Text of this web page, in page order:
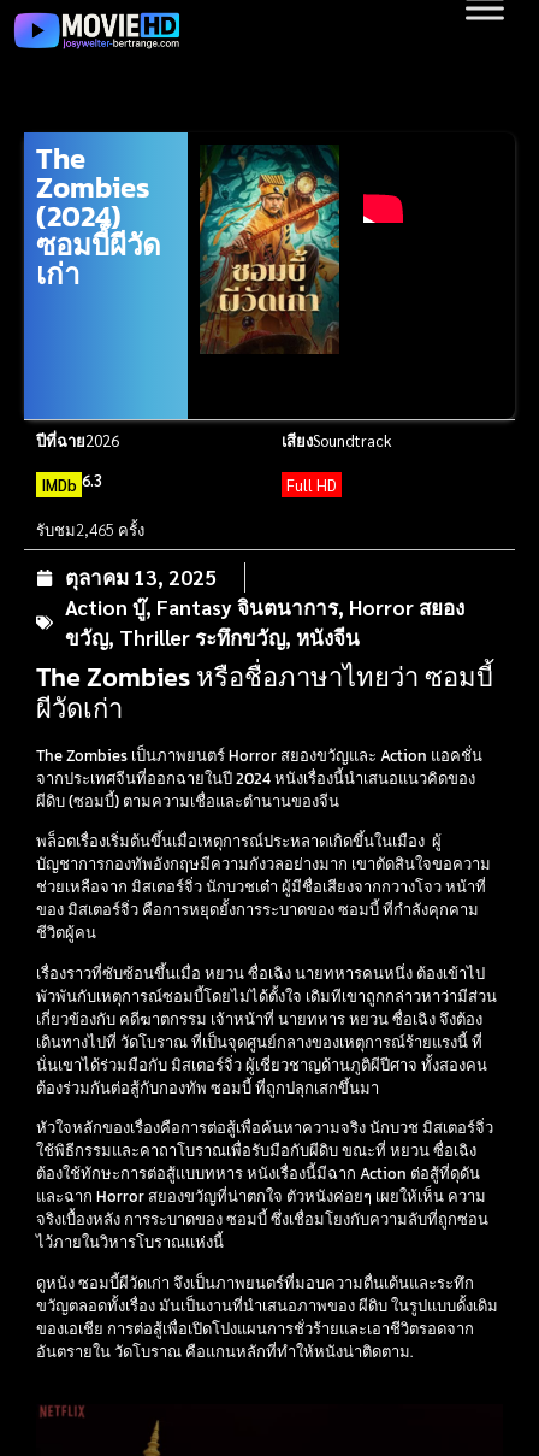
The
Zombies
(2024)
ซอมบี้ผีวัด
เก่า
ปีที่ฉาย2026 เสียงSoundtrack
IMDb 6.3 Full HD
รับชม2,465 ครั้ง
ตุลาคม 13, 2025
Action บู๊, Fantasy จินตนาการ, Horror สยอง
ขวัญ, Thriller ระทึกขวัญ, หนังจีน
The Zombies หรือชื่อภาษาไทยว่า ซอมบี้
ผีวัดเก่า
The Zombies เป็นภาพยนตร์ Horror สยองขวัญและ Action แอคชั่น
จากประเทศจีนที่ออกฉายในปี 2024 หนังเรื่องนี้นำเสนอแนวคิดของ
ผีดิบ (ซอมบี้) ตามความเชื่อและตำนานของจีน
พล็อตเรื่องเริ่มต้นขึ้นเมื่อเหตุการณ์ประหลาดเกิดขึ้นในเมือง ผู้
บัญชาการกองทัพอังกฤษมีความกังวลอย่างมาก เขาตัดสินใจขอความ
ช่วยเหลือจาก มิสเตอร์จิ่ว นักบวชเต๋า ผู้มีชื่อเสียงจากกวางโจว หน้าที่
ของ มิสเตอร์จิ่ว คือการหยุดยั้งการระบาดของ ซอมบี้ ที่กำลังคุกคาม
ชีวิตผู้คน
เรื่องราวที่ซับซ้อนขึ้นเมื่อ หยวน ซื่อเฉิง นายทหารคนหนึ่ง ต้องเข้าไป
พัวพันกับเหตุการณ์ซอมบี้โดยไม่ได้ตั้งใจ เดิมทีเขาถูกกล่าวหาว่ามีส่วน
เกี่ยวข้องกับ คดีฆาตกรรม เจ้าหน้าที่ นายทหาร หยวน ซื่อเฉิง จึงต้อง
เดินทางไปที่ วัดโบราณ ที่เป็นจุดศูนย์กลางของเหตุการณ์ร้ายแรงนี้ ที่
นั่นเขาได้ร่วมมือกับ มิสเตอร์จิ่ว ผู้เชี่ยวชาญด้านภูติผีปีศาจ ทั้งสองคน
ต้องร่วมกันต่อสู้กับกองทัพ ซอมบี้ ที่ถูกปลุกเสกขึ้นมา
หัวใจหลักของเรื่องคือการต่อสู้เพื่อค้นหาความจริง นักบวช มิสเตอร์จิ่ว
ใช้พิธีกรรมและคาถาโบราณเพื่อรับมือกับผีดิบ ขณะที่ หยวน ซื่อเฉิง
ต้องใช้ทักษะการต่อสู้แบบทหาร หนังเรื่องนี้มีฉาก Action ต่อสู้ที่ดุดัน
และฉาก Horror สยองขวัญที่น่าตกใจ ตัวหนังค่อยๆ เผยให้เห็น ความ
จริงเบื้องหลัง การระบาดของ ซอมบี้ ซึ่งเชื่อมโยงกับความลับที่ถูกซ่อน
ไว้ภายในวิหารโบราณแห่งนี้
ดูหนัง ซอมบี้ผีวัดเก่า จึงเป็นภาพยนตร์ที่มอบความตื่นเต้นและระทึก
ขวัญตลอดทั้งเรื่อง มันเป็นงานที่นำเสนอภาพของ ผีดิบ ในรูปแบบดั้งเดิม
ของเอเชีย การต่อสู้เพื่อเปิดโปงแผนการชั่วร้ายและเอาชีวิตรอดจาก
อันตรายใน วัดโบราณ คือแกนหลักที่ทำให้หนังน่าติดตาม.